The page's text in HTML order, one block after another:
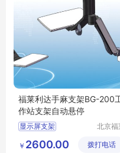
福莱利达手麻支架BG-200
作站支架自动悬停
显示屏支架
键盘支架 支架
北京福
有限公
￥ 2600.00 拨打电话